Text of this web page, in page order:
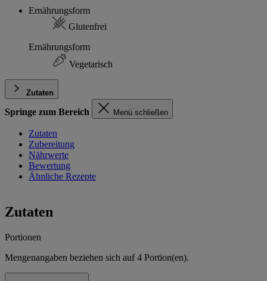
Ernährungsform
Glutenfrei
Ernährungsform
Vegetarisch
Zutaten
Springe zum Bereich Menü schließen
Zutaten
Zubereitung
Nährwerte
Bewertung
Ähnliche Rezepte
Zutaten
Portionen
Mengenangaben beziehen sich auf4 Portion(en).